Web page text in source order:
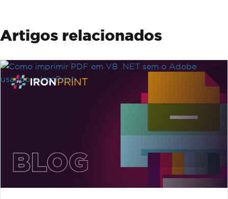
Artigos relacionados